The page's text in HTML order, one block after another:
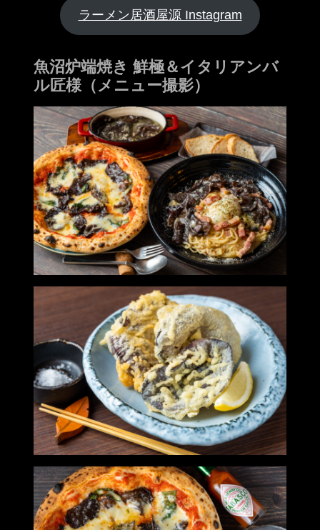
ラーメン居酒屋源 Instagram
魚沼炉端焼き 鮮極＆イタリアンバ
ル匠様（メニュー撮影）